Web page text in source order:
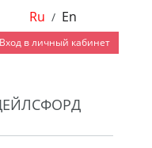
Ru / En
Вход в личный кабинет